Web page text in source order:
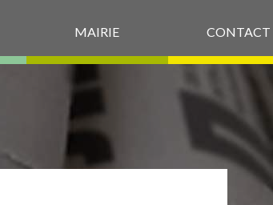
MAIRIE CONTACT